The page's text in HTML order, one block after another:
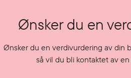
Ønsker du en
Ønsker du en verdivurdering av din
så vil du bli kontaktet av